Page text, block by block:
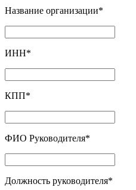
Название организации*
ИНН*
КПП*
ФИО Руководителя*
Должность руководителя*